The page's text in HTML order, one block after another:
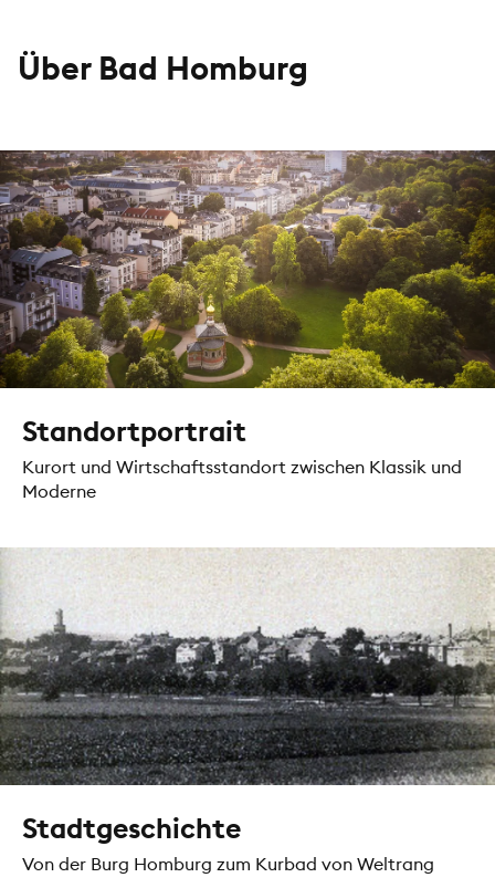
Über Bad Homburg
Standortportrait
Kurort und Wirtschaftsstandort zwischen Klassik und
Moderne
Stadtgeschichte
Von der Burg Homburg zum Kurbad von Weltrang